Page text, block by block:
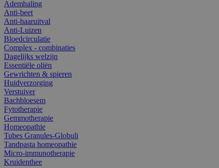
Ademhaling
Anti-beet
Anti-haaruitval
Anti-Luizen
Bloedcirculatie
Complex - combinaties
Dagelijks welzijn
Essentiële oliën
Gewrichten & spieren
Huidverzorging
Verstuiver
Bachbloesem
Fytotherapie
Gemmotherapie
Homeopathie
Tubes Granules-Globuli
Tandpasta homeopathie
Micro-immunotherapie
Kruidenthee